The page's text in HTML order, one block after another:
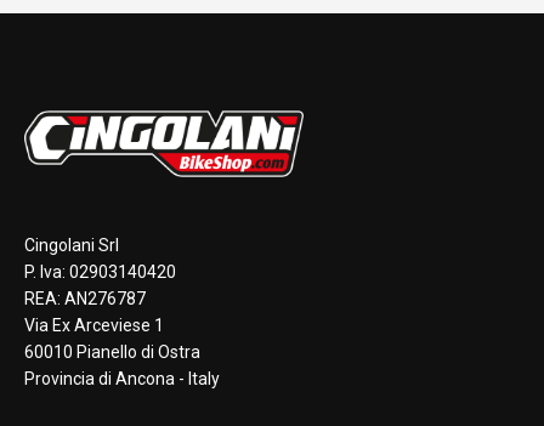
Cingolani Srl
P. Iva: 02903140420
REA: AN276787
Via Ex Arceviese 1
60010 Pianello di Ostra
Provincia di Ancona - Italy